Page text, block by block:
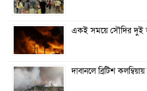
একই সময়ে সৌদির দুই
দাবানলে ব্রিটিশ